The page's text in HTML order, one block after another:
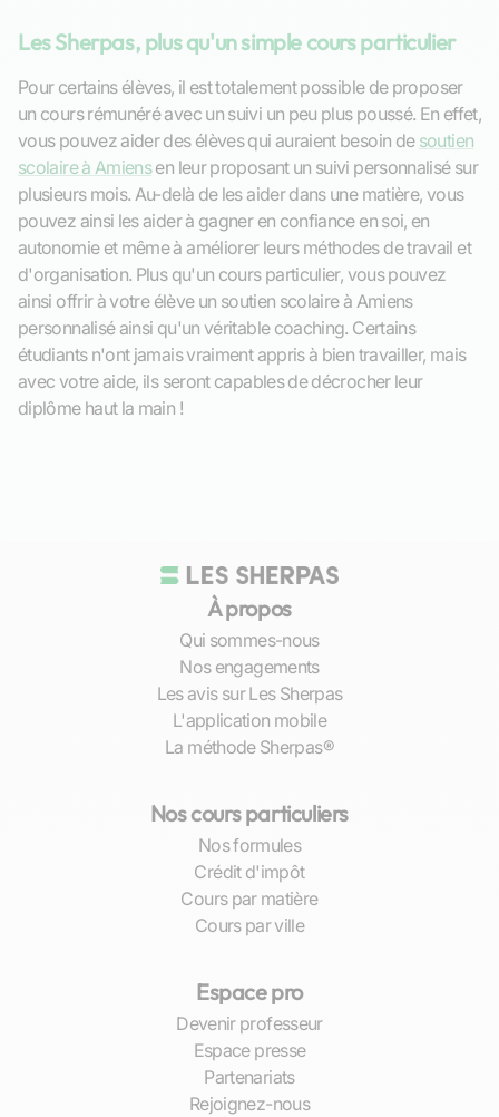
Les Sherpas, plus qu'un simple cours particulier
Pour certains élèves, il est totalement possible de proposer
un cours rémunéré avec un suivi un peu plus poussé. En effet,
vous pouvez aider des élèves qui auraient besoin de soutien
scolaire à Amiensen leur proposant un suivi personnalisé sur
plusieurs mois. Au-delà de les aider dans une matière, vous
pouvez ainsi les aider à gagner en confiance en soi, en
autonomie et même à améliorer leurs méthodes de travail et
d'organisation. Plus qu'un cours particulier, vous pouvez
ainsi offrir à votre élève un soutien scolaire à Amiens
personnalisé ainsi qu'un véritable coaching. Certains
étudiants n'ont jamais vraiment appris à bien travailler, mais
avec votre aide, ils seront capables de décrocher leur
diplôme haut la main !
À propos
Qui sommes-nous
Nos engagements
Les avis sur Les Sherpas
L'application mobile
La méthode Sherpas®
Nos cours particuliers
Nos formules
Crédit d'impôt
Cours par matière
Cours par ville
Espace pro
Devenir professeur
Espace presse
Partenariats
Rejoignez-nous